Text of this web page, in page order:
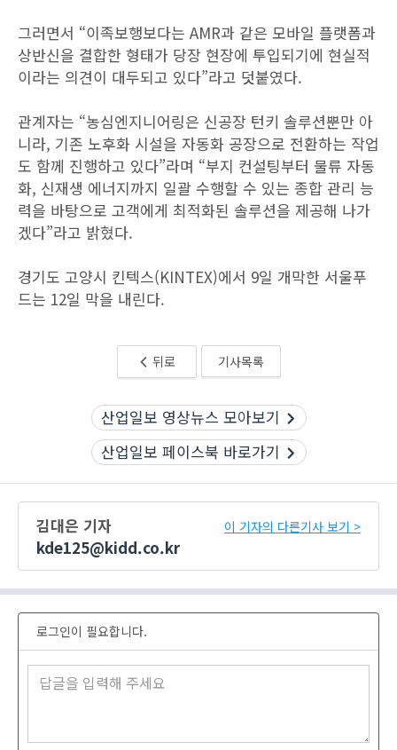
그러면서 “이족보행보다는 AMR과 같은 모바일 플랫폼과
상반신을 결합한 형태가 당장 현장에 투입되기에 현실적
이라는 의견이 대두되고 있다”라고 덧붙였다.
관계자는 “농심엔지니어링은 신공장 턴키 솔루션뿐만 아
니라, 기존 노후화 시설을 자동화 공장으로 전환하는 작업
도 함께 진행하고 있다”라며 “부지 컨설팅부터 물류 자동
화, 신재생 에너지까지 일괄 수행할 수 있는 종합 관리 능
력을 바탕으로 고객에게 최적화된 솔루션을 제공해 나가
겠다”라고 밝혔다.
경기도 고양시 킨텍스(KINTEX)에서 9일 개막한 서울푸
드는 12일 막을 내린다.
뒤로 기사목록
산업일보 영상뉴스 모아보기
산업일보 페이스북 바로가기
김대은 기자
kde125@kidd.co.kr
이 기자의 다른기사 보기 >
로그인이 필요합니다.